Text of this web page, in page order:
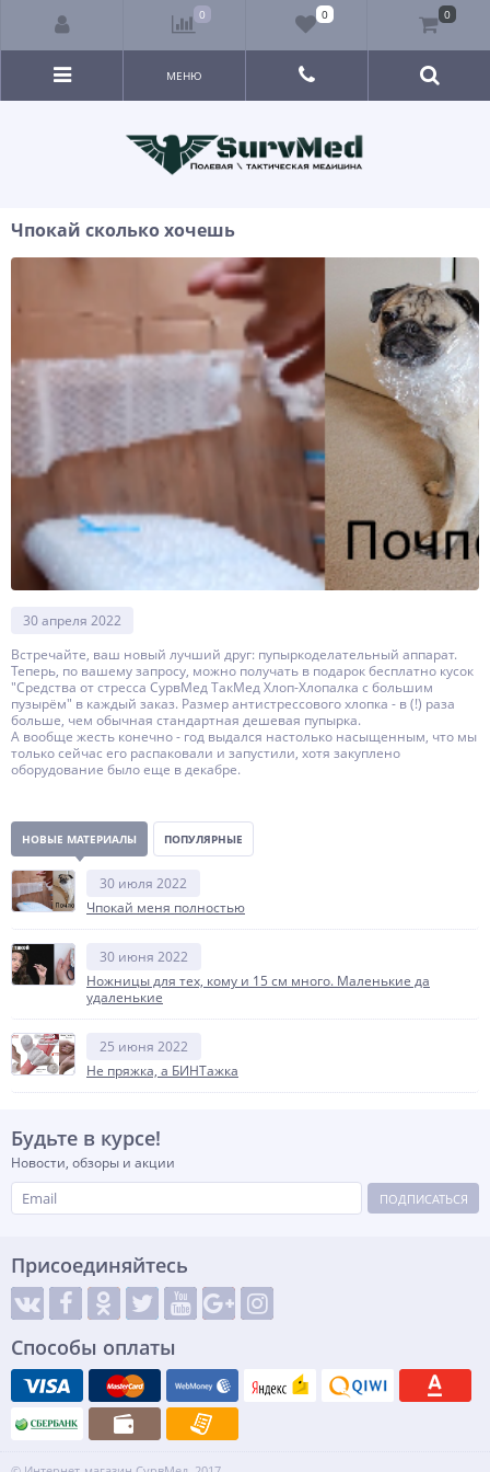
МЕНЮ
Чпокай сколько хочешь
30 апреля 2022
Встречайте, ваш новый лучший друг: пупыркоделательный аппарат.
Теперь, по вашему запросу, можно получать в подарок бесплатно кусок
"Средства от стресса СурвМед ТакМед Хлоп-Хлопалка с большим
пузырём" в каждый заказ. Размер антистрессового хлопка - в (!) раза
больше, чем обычная стандартная дешевая пупырка.
А вообще жесть конечно - год выдался настолько насыщенным, что мы
только сейчас его распаковали и запустили, хотя закуплено
оборудование было еще в декабре.
НОВЫЕ МАТЕРИАЛЫ ПОПУЛЯРНЫЕ
30 июля 2022
Чпокай меня полностью
30 июня 2022
Ножницы для тех, кому и 15 см много. Маленькие да
удаленькие
25 июня 2022
Не пряжка, а БИНТажка
Будьте в курсе!
Новости, обзоры и акции
ПОДПИСАТЬСЯ
Присоединяйтесь
Способы оплаты
0 0 0